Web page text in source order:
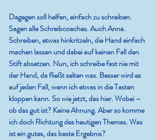
Dagegen soll helfen, einfach zu schreiben.
Sagen alle Schreibcoaches. Auch Anna.
Schreiben, etwas hinkritzeln, die Hand einfach
machen lassen und dabei auf keinen Fall den
Stift absetzen. Nun, ich schreibe fast nie mit
der Hand, da fließt selten was. Besser wird es
auf jeden Fall, wenn ich etwas in die Tasten
kloppen kann. So wie jetzt, das hier. Wobei –
ob das gut ist? Keine Ahnung. Aber so komme
ich doch Richtung des heutigen Themas. Was
ist ein gutes, das beste Ergebnis?